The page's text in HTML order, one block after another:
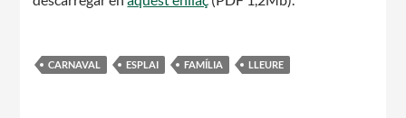
CARNAVAL ESPLAI FAMÍLIA LLEURE
La Fundació
Missió i valors